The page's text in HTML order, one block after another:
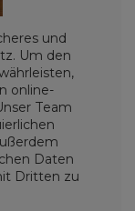
und
Um den
online-
Team
Daten
Dritten zu